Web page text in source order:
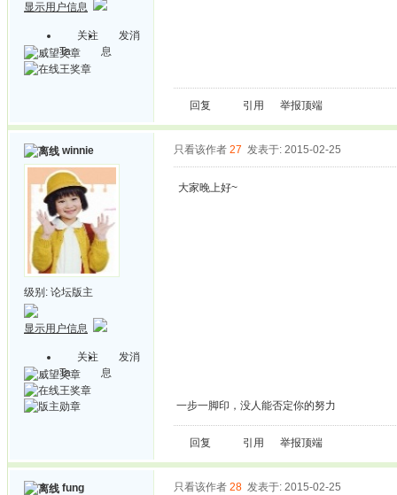
显示用户信息
关注
Ta
发消
息
回复 引用 举报顶端
winnie
级别: 论坛版主
显示用户信息
关注
Ta
发消
息
只看该作者 27 发表于: 2015-02-25
大家晚上好~
一步一脚印，没人能否定你的努力
回复 引用 举报顶端
fung 只看该作者 28 发表于: 2015-02-25